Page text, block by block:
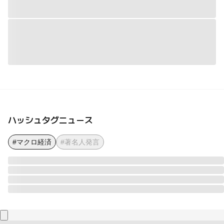
ハッシュタグニュース
#マクロ経済 #著名人発言